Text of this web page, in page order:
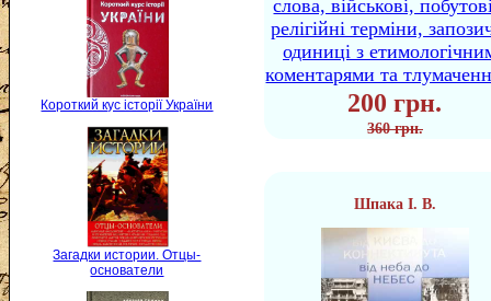
Короткий кус історії України
Загадки истории. Отцы-
основатели
слова, військові,
релігійні терміни,
одиниці з
коментарями та
200 грн.
360 грн.
Шпака І. В.